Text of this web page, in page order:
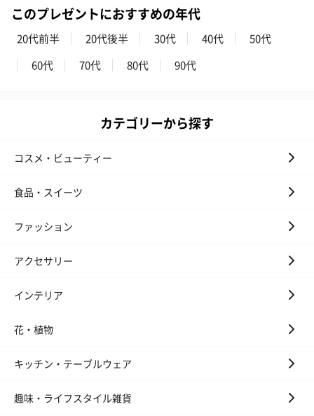
このプレゼントにおすすめの年代
20代前半 20代後半 30代 40代
50代
60代
70代 80代 90代
カテゴリーから探す
コスメ・ビューティー
食品・スイーツ
ファッション
アクセサリー
インテリア
花・植物
キッチン・テーブルウェア
趣味・ライフスタイル雑貨